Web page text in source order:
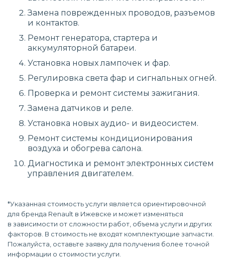
Замена поврежденных проводов, разъемов
и контактов.
Ремонт генератора, стартера и
аккумуляторной батареи.
Установка новых лампочек и фар.
Регулировка света фар и сигнальных огней.
Проверка и ремонт системы зажигания.
Замена датчиков и реле.
Установка новых аудио- и видеосистем.
Ремонт системы кондиционирования
воздуха и обогрева салона.
Диагностика и ремонт электронных систем
управления двигателем.
*Указанная стоимость услуги является ориентировочной
для бренда Renault в Ижевске и может изменяться
в зависимости от сложности работ, объема услуги и других
факторов. В стоимость не входят комплектующие запчасти.
Пожалуйста, оставьте заявку для получения более точной
информации о стоимости услуги.